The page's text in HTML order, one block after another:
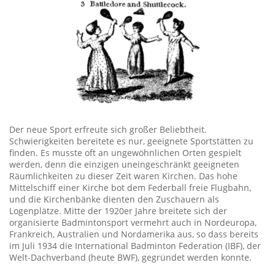
Der neue Sport erfreute sich großer Beliebtheit.
Schwierigkeiten bereitete es nur, geeignete Sportstätten zu
finden. Es musste oft an ungewöhnlichen Orten gespielt
werden, denn die einzigen uneingeschränkt geeigneten
Räumlichkeiten zu dieser Zeit waren Kirchen. Das hohe
Mittelschiff einer Kirche bot dem Federball freie Flugbahn,
und die Kirchenbänke dienten den Zuschauern als
Logenplätze. Mitte der 1920er Jahre breitete sich der
organisierte Badmintonsport vermehrt auch in Nordeuropa,
Frankreich, Australien und Nordamerika aus, so dass bereits
im Juli 1934 die International Badminton Federation (IBF), der
Welt-Dachverband (heute BWF), gegründet werden konnte.